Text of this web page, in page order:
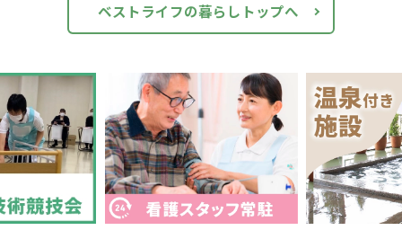
ベストライフの暮らしトップへ